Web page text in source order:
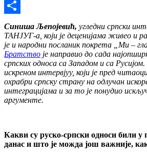
Copy
Link
Share
Синиша Љепојевић, угледни српски
ТАНЈУГ-а, који је деценијама живео и
је и народни посланик покрета „Ми –
Братство је направио до сада
српских односа са Западом и са
искреном интервјуу, који је пред
охрабри српску страну на одлучан
интеграцијама и за то је понудио
аргументе.
Какви су руско-српски односи били
данас и што је можда још важније,